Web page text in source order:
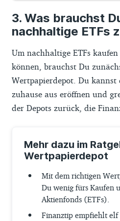
Was brauchst
nachhaltige ETFs
Um nachhaltige ETFs
können, brauchst Du
Wertpapierdepot. Du kannst
zuhause aus eröffnen und
der Depots zurück, die
Mehr dazu im
Wertpapierdepot
Mit dem richtigen
Du wenig fürs Kaufen
Aktienfonds (ETFs).
Finanztip empfiehlt elf